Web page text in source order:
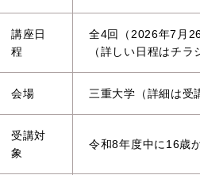
講座日
程
全4回（2026年7月
（詳しい日程はチラ
会場 三重大学（詳細は受
受講対
象
令和8年度中に16歳